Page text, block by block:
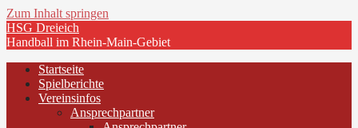
Zum Inhalt springen
HSG Dreieich
Handball im Rhein-Main-Gebiet
Startseite
Spielberichte
Vereinsinfos
Ansprechpartner